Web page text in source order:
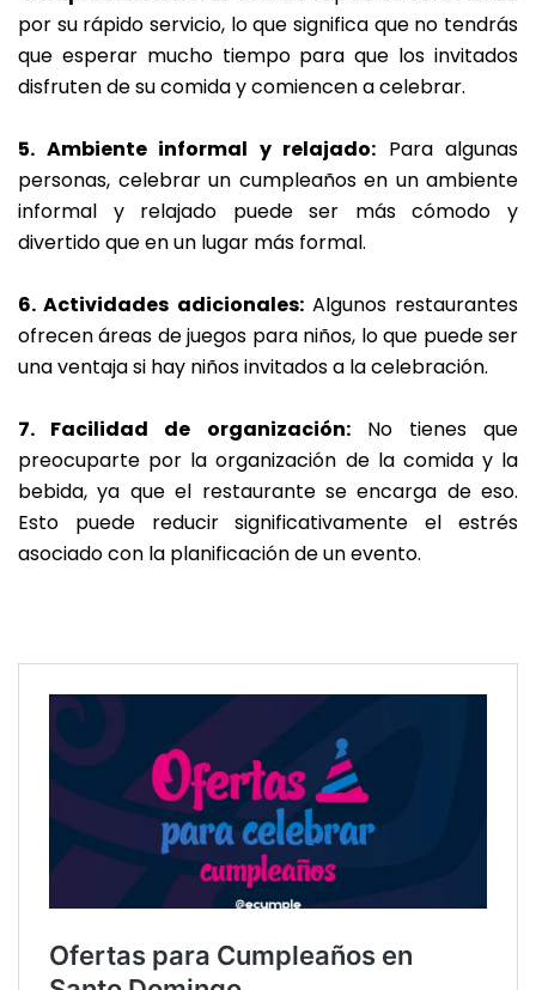
por su rápido servicio, lo que significa que no tendrás
que esperar mucho tiempo para que los invitados
disfruten de su comida y comiencen a celebrar.
5. Ambiente informal y relajado: Para algunas
personas, celebrar un cumpleaños en un ambiente
informal y relajado puede ser más cómodo y
divertido que en un lugar más formal.
6. Actividades adicionales:Algunos restaurantes
ofrecen áreas de juegos para niños, lo que puede ser
una ventaja si hay niños invitados a la celebración.
7. Facilidad de organización:No tienes que
preocuparte por la organización de la comida y la
bebida, ya que el restaurante se encarga de eso.
Esto puede reducir significativamente el estrés
asociado con la planificación de un evento.